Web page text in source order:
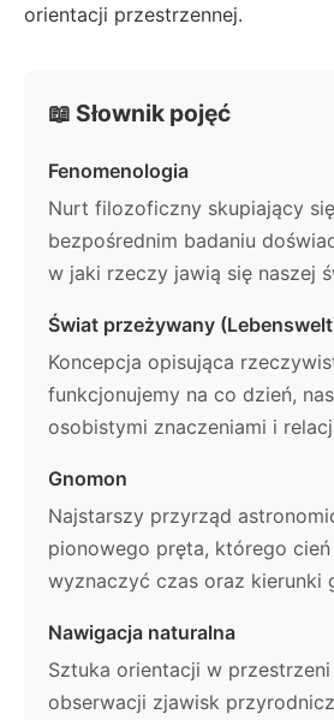
orientacji przestrzennej.
📖 Słownik pojęć
Fenomenologia
Nurt filozoficzny skupiający
bezpośrednim badaniu
w jaki rzeczy jawią się naszej
Świat przeżywany
Koncepcja opisująca
funkcjonujemy na co dzień,
osobistymi znaczeniami i
Gnomon
Najstarszy przyrząd
pionowego pręta, którego
wyznaczyć czas oraz kierunki
Nawigacja naturalna
Sztuka orientacji w
obserwacji zjawisk